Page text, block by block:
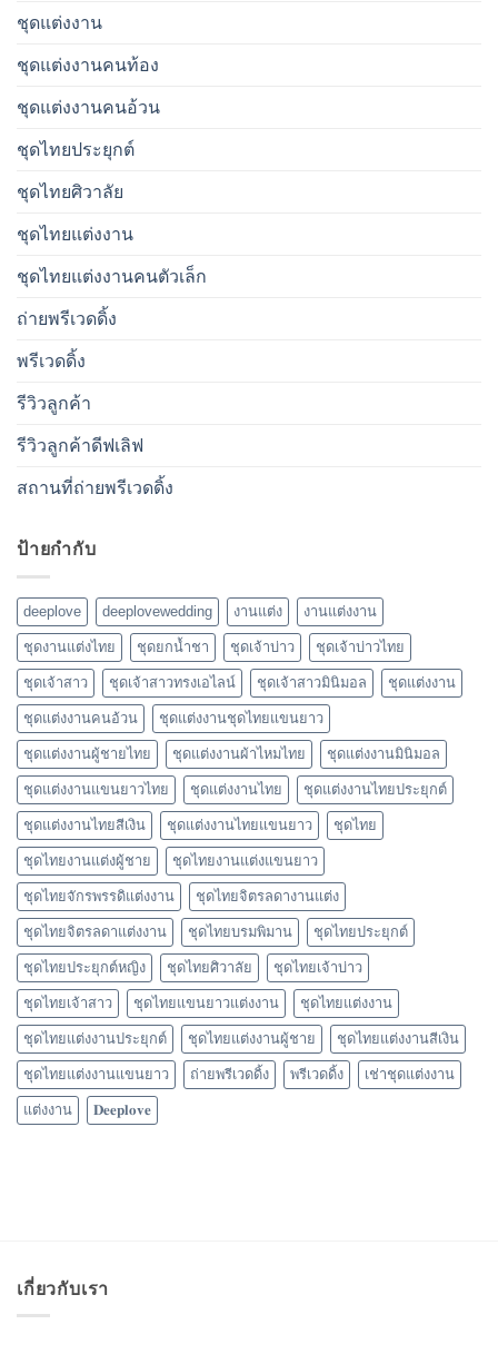
ชุดแต่งงาน
ชุดแต่งงานคนท้อง
ชุดแต่งงานคนอ้วน
ชุดไทยประยุกต์
ชุดไทยศิวาลัย
ชุดไทยแต่งงาน
ชุดไทยแต่งงานคนตัวเล็ก
ถ่ายพรีเวดดิ้ง
พรีเวดดิ้ง
รีวิวลูกค้า
รีวิวลูกค้าดีฟเลิฟ
สถานที่ถ่ายพรีเวดดิ้ง
ป้ายกำกับ
deeplove deeplovewedding งานแต่ง งานแต่งงาน
ชุดงานแต่งไทย ชุดยกน้ำชา ชุดเจ้าบ่าว ชุดเจ้าบ่าวไทย
ชุดเจ้าสาว ชุดเจ้าสาวทรงเอไลน์ ชุดเจ้าสาวมินิมอล ชุดแต่งงาน
ชุดแต่งงานคนอ้วน ชุดแต่งงานชุดไทยแขนยาว
ชุดแต่งงานผู้ชายไทย ชุดแต่งงานผ้าไหมไทย ชุดแต่งงานมินิมอล
ชุดแต่งงานแขนยาวไทย ชุดแต่งงานไทย ชุดแต่งงานไทยประยุกต์
ชุดแต่งงานไทยสีเงิน ชุดแต่งงานไทยแขนยาว ชุดไทย
ชุดไทยงานแต่งผู้ชาย ชุดไทยงานแต่งแขนยาว
ชุดไทยจักรพรรดิแต่งงาน ชุดไทยจิตรลดางานแต่ง
ชุดไทยจิตรลดาแต่งงาน ชุดไทยบรมพิมาน ชุดไทยประยุกต์
ชุดไทยประยุกต์หญิง ชุดไทยศิวาลัย ชุดไทยเจ้าบ่าว
ชุดไทยเจ้าสาว ชุดไทยแขนยาวแต่งงาน ชุดไทยแต่งงาน
ชุดไทยแต่งงานประยุกต์ ชุดไทยแต่งงานผู้ชาย ชุดไทยแต่งงานสีเงิน
ชุดไทยแต่งงานแขนยาว ถ่ายพรีเวดดิ้ง พรีเวดดิ้ง เช่าชุดแต่งงาน
แต่งงาน 𝐃𝐞𝐞𝐩𝐥𝐨𝐯𝐞
เกี่ยวกับเรา